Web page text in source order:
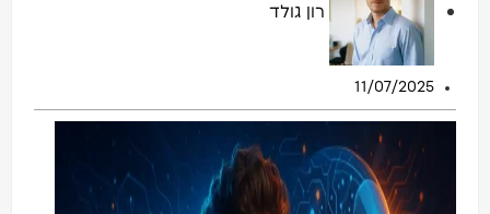
רון גולד
11/07/2025